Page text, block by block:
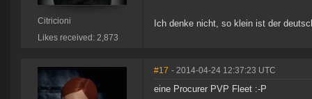
Citricioni
Likes received: 2,873
Ich denke nicht, so klein ist der
#17 - 2014-04-24 12:37:23 UTC
eine Procurer PVP Fleet :-P